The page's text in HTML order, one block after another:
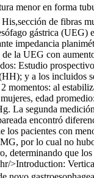
menor en forma
de fibras
gástrica
impedancia
la UEG con
Estudio
y a los incluidos
al
edad
La segunda
encontró
los pacientes con
por lo cual no
determinando que
>Introduction: